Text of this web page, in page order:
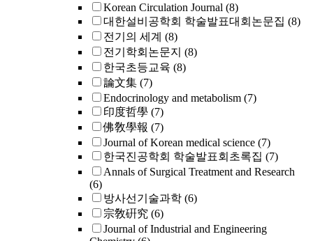
Korean Circulation Journal (8)
대한설비공학회 학술발표대회논문집 (8)
전기의 세계 (8)
전기학회논문지 (8)
한국초등교육 (8)
論文集 (7)
Endocrinology and metabolism (7)
印度哲學 (7)
佛敎學報 (7)
Journal of Korean medical science (7)
한국진공학회 학술발표회초록집 (7)
Annals of Surgical Treatment and Research
(6)
방사선기술과학 (6)
宗敎硏究 (6)
Journal of Industrial and Engineering